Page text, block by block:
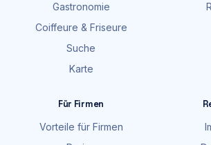
Gastronomie
Coiffeure & Friseure
Suche
Karte
Für Firmen
Vorteile für Firmen